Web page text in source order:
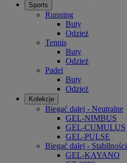
Sports
Running
Buty
Odzież
Tennis
Buty
Odzież
Padel
Buty
Odzież
Kolekcje
Biegać dalej - Neutralne
GEL-NIMBUS
GEL-CUMULUS
GEL-PULSE
Biegać dalej - Stabilności
GEL-KAYANO